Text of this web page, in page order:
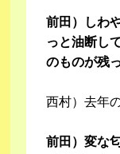
前田）しわ
っと油断し
のものが残
西村）去年
前田）変な